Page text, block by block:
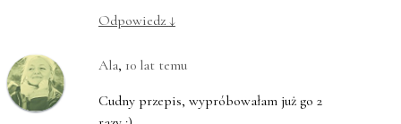
Odpowiedz ↓
Ala, 10 lat temu
Cudny przepis, wypróbowałam już go 2